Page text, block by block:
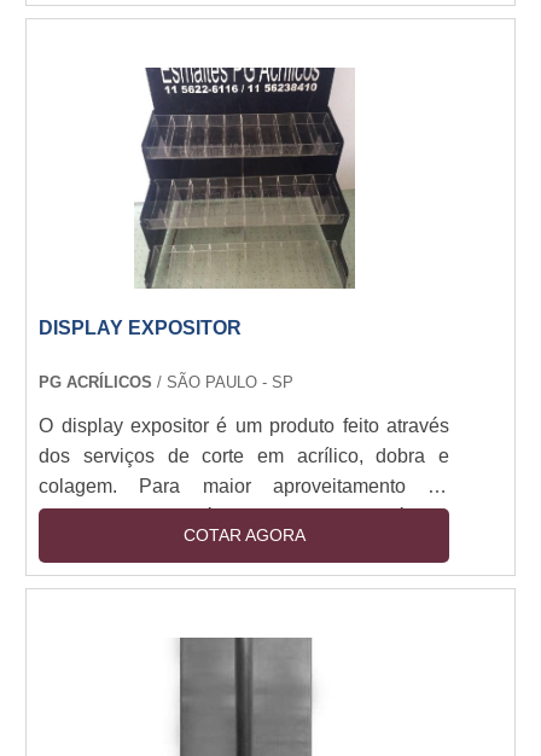
consumidor com o produto.O uso de glorifier
com o produto e em alguns casos, permite que
seja distribuída uma amostra. Além disso, é
uma excelente opção para lançamentos e
divulgação....
DISPLAY EXPOSITOR
PG ACRÍLICOS / SÃO PAULO - SP
O display expositor é um produto feito através
dos serviços de corte em acrílico, dobra e
colagem. Para maior aproveitamento de
material, o corte é feito a laser através de
máquinas modernas, assim como, no serviço
de colagem do material, são usadas colas
informativo é destinado a lojas, clínicas,
este display é o fato dele ser uma peça simples,
COTAR AGORA